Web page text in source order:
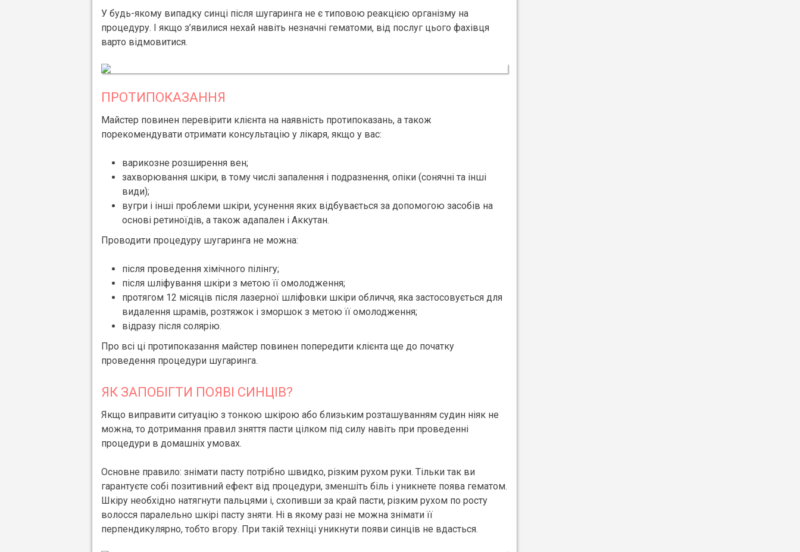
У будь-якому випадку синці після шугаринга не є типовою реакцією організму на
процедуру. І якщо з’явилися нехай навіть незначні гематоми, від послуг цього фахівця
варто відмовитися.
ПРОТИПОКАЗАННЯ
Майстер повинен перевірити клієнта на наявність протипоказань, а також
порекомендувати отримати консультацію у лікаря, якщо у вас:
варикозне розширення вен;
захворювання шкіри, в тому числі запалення і подразнення, опіки (сонячні та інші
види);
вугри і інші проблеми шкіри, усунення яких відбувається за допомогою засобів на
основі ретиноїдів, а також адапален і Аккутан.
Проводити процедуру шугаринга не можна:
після проведення хімічного пілінгу;
після шліфування шкіри з метою її омолодження;
протягом 12 місяців після лазерної шліфовки шкіри обличчя, яка застосовується для
видалення шрамів, розтяжок і зморшок з метою її омолодження;
відразу після солярію.
Про всі ці протипоказання майстер повинен попередити клієнта ще до початку
проведення процедури шугаринга.
ЯК ЗАПОБІГТИ ПОЯВІ СИНЦІВ?
Якщо виправити ситуацію з тонкою шкірою або близьким розташуванням судин ніяк не
можна, то дотримання правил зняття пасти цілком під силу навіть при проведенні
процедури в домашніх умовах.
Основне правило: знімати пасту потрібно швидко, різким рухом руки. Тільки так ви
гарантуєте собі позитивний ефект від процедури, зменшіть біль і уникнете поява гематом.
Шкіру необхідно натягнути пальцями і, схопивши за край пасти, різким рухом по росту
волосся паралельно шкірі пасту зняти. Ні в якому разі не можна знімати її
перпендикулярно, тобто вгору. При такій техніці уникнути появи синців не вдасться.